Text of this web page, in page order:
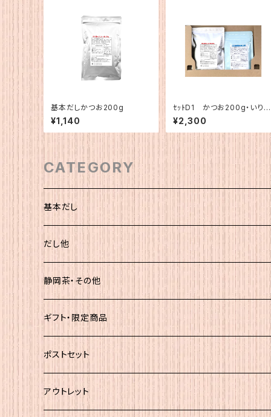
基本だしかつお200g
¥1,140
ｾｯﾄD1 かつお200g・いりこ
120g
¥2,300
CATEGORY
基本だし
化粧袋（5ｇ×12）
簡易（5ｇ×30）
大袋
だし他
静岡茶・その他
静岡茶
その他
ギフト・限定商品
ポストセット
★初回お試し!!
アウトレット